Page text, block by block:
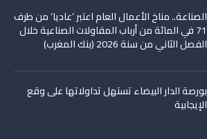
الصناعة.. مناخ الأعمال العام اعتبر ‘عاديا’ من طرف
71 في المائة من أرباب المقاولات الصناعية خلال
الفصل الثاني من سنة 2026 (بنك المغرب)
بورصة الدار البيضاء تستهل تداولاتها على وقع
الإيجابية